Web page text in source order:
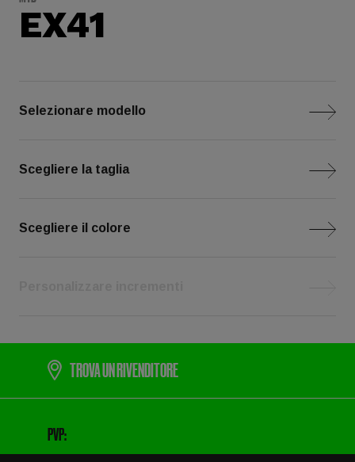
EX41
Selezionare modello
Scegliere la taglia
Scegliere il colore
TROVA UN RIVENDITORE
PVP: